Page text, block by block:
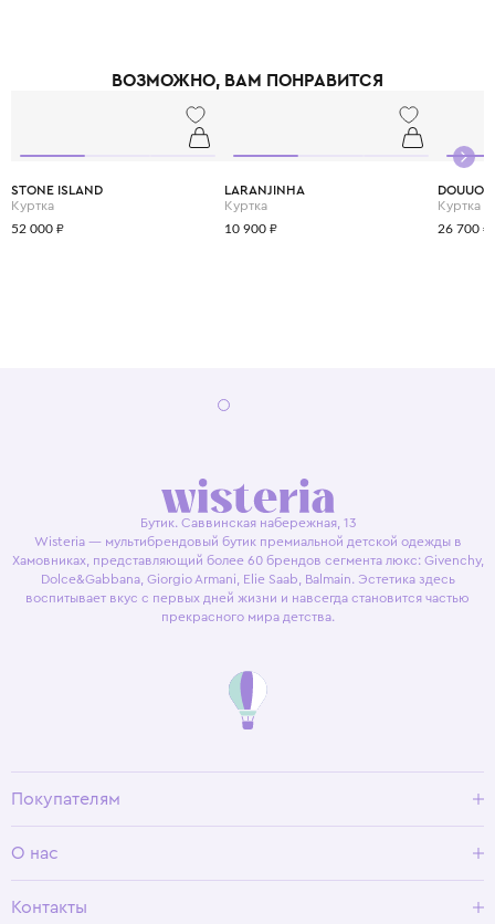
ВОЗМОЖНО, ВАМ ПОНРАВИТСЯ
STONE ISLAND
Куртка
52 000 ₽
LARANJINHA
Куртка
10 900 ₽
DOUUOD
Куртка
26 700 ₽
Бутик. Саввинская набережная, 13
Wisteria — мультибрендовый бутик премиальной детской одежды в
Хамовниках, представляющий более 60 брендов сегмента люкс: Givenchy,
Dolce&Gabbana, Giorgio Armani, Elie Saab, Balmain. Эстетика здесь
воспитывает вкус с первых дней жизни и навсегда становится частью
прекрасного мира детства.
Покупателям
Условия возврата
О нас
Программа лояльности
Контакты